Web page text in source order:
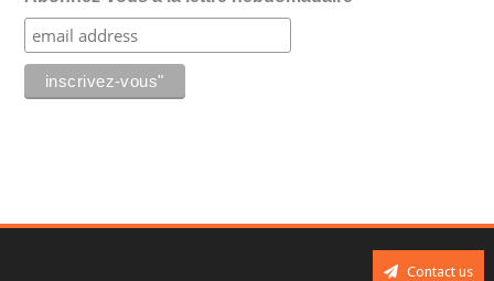
Contact us